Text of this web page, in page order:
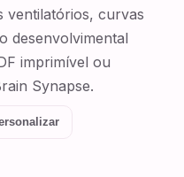
ventilatórios, curvas
desenvolvimental
imprimível ou
Synapse.